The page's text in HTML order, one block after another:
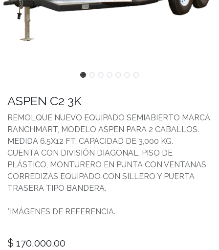
ASPEN C2 3K
REMOLQUE NUEVO EQUIPADO SEMIABIERTO MARCA
RANCHMART, MODELO ASPEN PARA 2 CABALLOS.
MEDIDA 6.5X12 FT; CAPACIDAD DE 3,000 KG.
CUENTA CON DIVISIÓN DIAGONAL, PISO DE
PLÁSTICO, MONTURERO EN PUNTA CON VENTANAS
CORREDIZAS EQUIPADO CON SILLERO Y PUERTA
TRASERA TIPO BANDERA.
*IMÁGENES DE REFERENCIA.
$ 170,000.00